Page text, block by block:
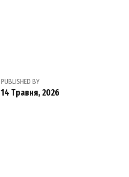
PUBLISHED BY
14 Травня, 2026